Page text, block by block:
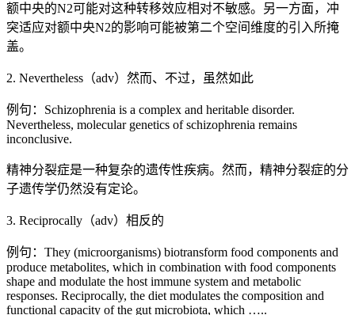
额中央的N2可能对这种转移效应相对不敏感。另一方面，冲
突适应对额中央N2的影响可能被第二个空间维度的引入所掩
盖。
2. Nevertheless（adv）然而、不过，虽然如此
例句：Schizophrenia is a complex and heritable disorder.
Nevertheless, molecular genetics of schizophrenia remains
inconclusive.
精神分裂症是一种复杂的遗传性疾病。然而，精神分裂症的分
子遗传学仍然没有定论。
3. Reciprocally（adv）相反的
例句：They (microorganisms) biotransform food components and
produce metabolites, which in combination with food components
shape and modulate the host immune system and metabolic
responses. Reciprocally, the diet modulates the composition and
functional capacity of the gut microbiota, which …..